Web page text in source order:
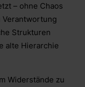
– ohne Chaos
Strukturen
alte Hierarchie
Widerstände zu